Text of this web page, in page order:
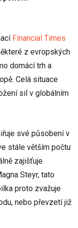
Financial Times
z evropských
domácí trh a
Celá situace
sil v globálním
své působení v
stále větším počtu
zajišťuje
Steyr, tato
proto zvažuje
nebo převzetí již